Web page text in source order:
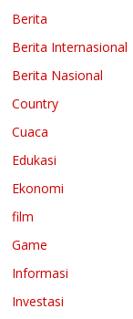
Berita
Berita Internasional
Berita Nasional
Country
Cuaca
Edukasi
Ekonomi
film
Game
Informasi
Investasi